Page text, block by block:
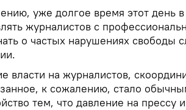
уже долгое время этот день
журналистов с
о частых нарушениях свободы
власти на журналистов,
к сожалению, стало
тем, что давление на прессу